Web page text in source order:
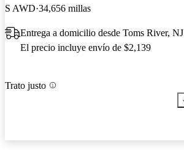
S AWD 34,656 millas
Entrega a domicilio desde Toms River, NJ
El precio incluye envío de $2,139
Trato justo